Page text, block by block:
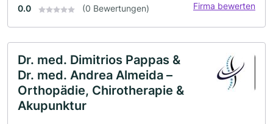
0.0 (0 Bewertungen) Firma bewerten
Dr. med. Dimitrios Pappas &
Dr. med. Andrea Almeida –
Orthopädie, Chirotherapie &
Akupunktur